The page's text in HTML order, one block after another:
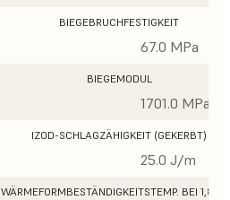
BIEGEBRUCHFESTIGKEIT
67.0 MPa
BIEGEMODUL
1701.0 MPa
IZOD-SCHLAGZÄHIGKEIT (GEKERBT)
25.0 J/m
WÄRMEFORMBESTÄNDIGKEITSTEMP. BEI 1,8